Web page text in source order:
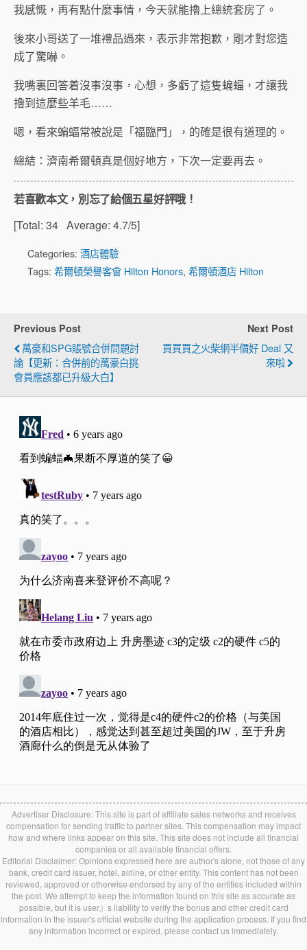
我感慨，再有點什麼事情，今天就能擼上總統套房了。
後來小哥送了一堆禮品過來，表示非常抱歉，剛才對您造
成了驚嚇。
我嘴裏回答着沒事沒事，心想，多虧了這隻蝙蝠，才讓我
擼到這麼些羊毛……
嗯，看來蝙蝠常被說是「福臨門」，的確是很有道理的。
總結：濟南希爾頓真是個好地方，下次一定要再去。
若喜歡本文，別忘了給個五星好評哦！
[Total: 34 Average: 4.7/5]
Categories: 酒店體驗
Tags: 希爾頓榮譽客會 Hilton Honors, 希爾頓酒店 Hilton
Previous Post
萬豪和SPG賬號合併問題討
論【更新：合併前的萬豪白挑
會員應該都已升級大白】
Next Post
買買買之火柴網半價好 Deal 又
來啦
Advertiser Disclosure: This site is part of affiliate sales networks and receives
compensation for sending traffic to partner sites. This compensation may impact
how and where links appear on this site. This site does not include all financial
companies or all available financial offers.
Editorial Disclaimer: Opinions expressed here are author's alone, not those of any
bank, credit card issuer, hotel, airline, or other entity. This content has not been
reviewed, approved or otherwise endorsed by any of the entities included within
the post. We attempt to keep the information found on this site as accurate as
possible, but it is user』s liability to verify the bonus and other credit card
information in the issuer's official website during the application process. If you find
any information incorrect or expired, please contact us immediately.